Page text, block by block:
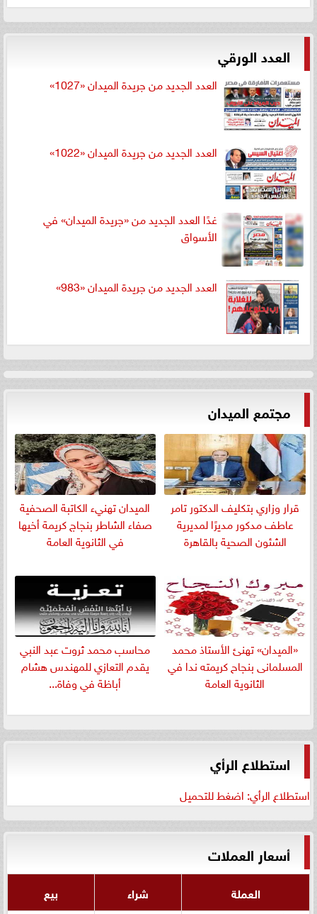
العدد الورقي
العدد الجديد من جريدة الميدان «1027»
العدد الجديد من جريدة الميدان «1022»
غدًا العدد الجديد من «جريدة الميدان» في
الأسواق
العدد الجديد من جريدة الميدان «983»
مجتمع الميدان
قرار وزاري بتكليف الدكتور تامر
عاطف مدكور مديرًا لمديرية
الشئون الصحية بالقاهرة
الميدان تهنيء الكاتبة الصحفية
صفاء الشاطر بنجاج كريمة أخيها
في الثانوية العامة
«الميدان» تهنئ الأستاذ محمد
المسلمانى بنجاح كريمته ندا في
الثانوية العامة
​محاسب محمد ثروت عبد النبي
يقدم التعازي للمهندس هشام
أباظة في وفاة...
استطلاع الرأي
استطلاع الرأي: اضغط للتحميل
أسعار العملات
العملة شراء بيع